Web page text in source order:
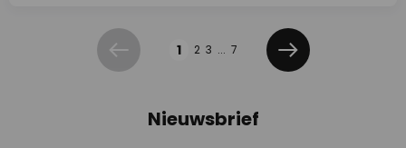
Vorige 1 2 3 ... 7
Volgende
Nieuwsbrief